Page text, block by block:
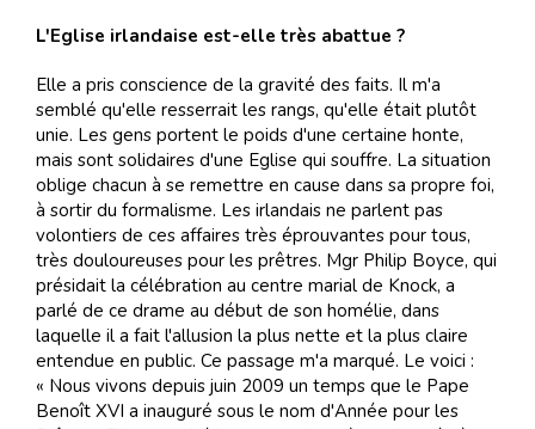
L'Eglise irlandaise est-elle très abattue ?
Elle a pris conscience de la gravité des faits. Il m'a
semblé qu'elle resserrait les rangs, qu'elle était plutôt
unie. Les gens portent le poids d'une certaine honte,
mais sont solidaires d'une Eglise qui souffre. La situation
oblige chacun à se remettre en cause dans sa propre foi,
à sortir du formalisme. Les irlandais ne parlent pas
volontiers de ces affaires très éprouvantes pour tous,
très douloureuses pour les prêtres. Mgr Philip Boyce, qui
présidait la célébration au centre marial de Knock, a
parlé de ce drame au début de son homélie, dans
laquelle il a fait l'allusion la plus nette et la plus claire
entendue en public. Ce passage m'a marqué. Le voici :
« Nous vivons depuis juin 2009 un temps que le Pape
Benoît XVI a inauguré sous le nom d'Année pour les